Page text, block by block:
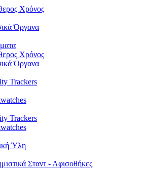
Χρόνος
Όργανα
Χρόνος
Όργανα
Trackers
Trackers
Ύλη
Σταντ - Αφισοθήκες